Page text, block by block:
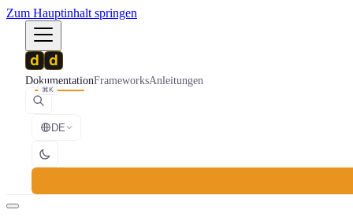
Zum Hauptinhalt springen
DokumentationFrameworksAnleitungen
⌘K
DE